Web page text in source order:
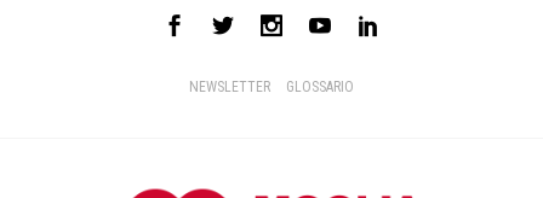
NEWSLETTER GLOSSARIO